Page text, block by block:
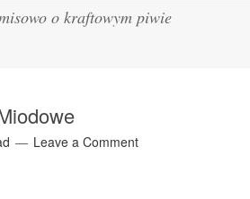
o kraftowym piwie
Leave a Comment